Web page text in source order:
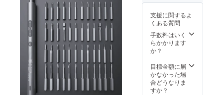
ライン
ショッ
プなど
にて一
般販売
開始予
より下
がる可
能性も
ござい
ます。
品が発
生する
可能性
があり
支援に関するよ
くある質問
手数料はいく
らかかります
か？
目標金額に届
かなかった場
合どうなりま
すか？